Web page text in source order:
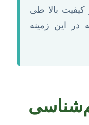
کیفیت بالا طی
این زمینه